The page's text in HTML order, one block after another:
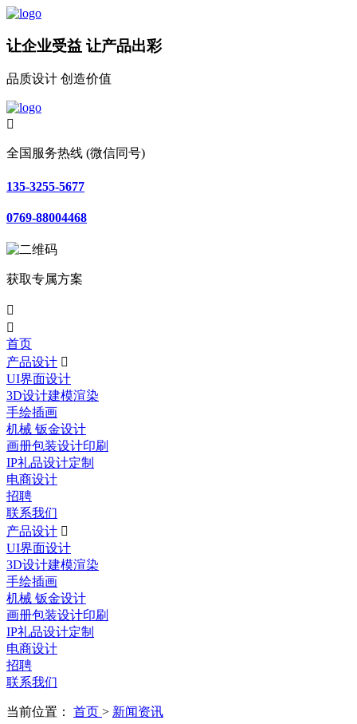
让企业受益 让产品出彩
品质设计 创造价值

全国服务热线 (微信同号)
135-3255-5677
0769-88004468
获取专属方案


首页
产品设计 
UI界面设计
3D设计建模渲染
手绘插画
机械 钣金设计
画册包装设计印刷
IP礼品设计定制
电商设计
招聘
联系我们
产品设计 
UI界面设计
3D设计建模渲染
手绘插画
机械 钣金设计
画册包装设计印刷
IP礼品设计定制
电商设计
招聘
联系我们
当前位置： 首页 > 新闻资讯